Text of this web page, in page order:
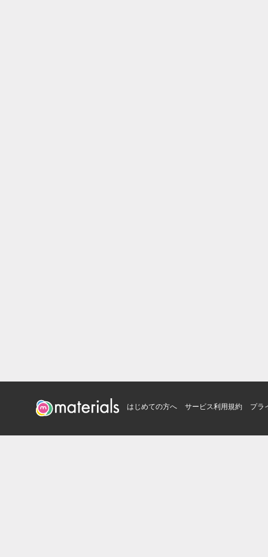
はじめての方へ サービス利用規約 プラ